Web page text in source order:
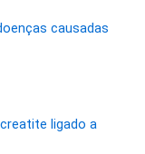
causadas
ligado a